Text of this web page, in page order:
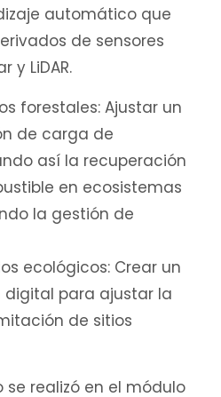
automático que
de sensores
y LiDAR.
forestales: Ajustar un
de carga de
así la recuperación
en ecosistemas
la gestión de
ecológicos: Crear un
para ajustar la
de sitios
realizó en el módulo